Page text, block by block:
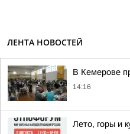
ЛЕНТА НОВОСТЕЙ
В Кемерове
14:16
Лето, горы и